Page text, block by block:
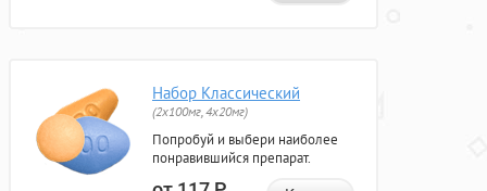
Набор Классический
(2x100мг, 4x20мг)
Попробуй и выбери наиболее
понравившийся препарат.